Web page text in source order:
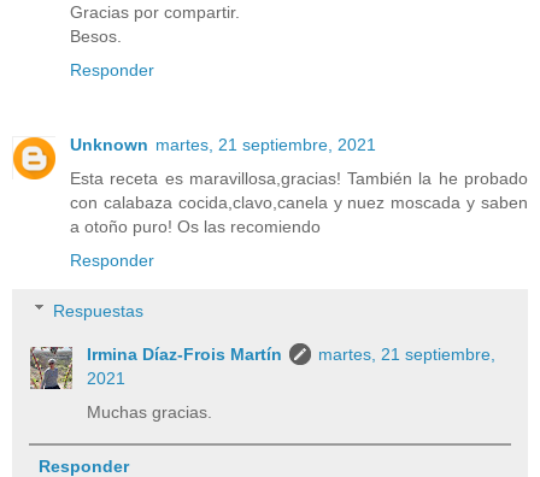
Gracias por compartir.
Besos.
Responder
Unknown martes, 21 septiembre, 2021
Esta receta es maravillosa,gracias! También la he probado
con calabaza cocida,clavo,canela y nuez moscada y saben
a otoño puro! Os las recomiendo
Responder
Respuestas
Irmina Díaz-Frois Martín
martes, 21 septiembre,
2021
Muchas gracias.
Responder